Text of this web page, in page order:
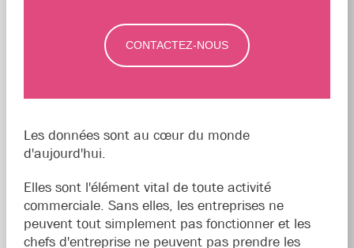
CONTACTEZ-NOUS
Les données sont au cœur du monde
d'aujourd'hui.
Elles sont l'élément vital de toute activité
commerciale. Sans elles, les entreprises ne
peuvent tout simplement pas fonctionner et les
chefs d'entreprise ne peuvent pas prendre les